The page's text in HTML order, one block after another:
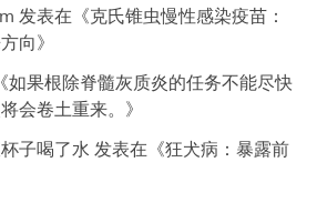
发表在《克氏锥虫慢性感染疫苗：
向》
如果根除脊髓灰质炎的任务不能尽快
会卷土重来。 》
子喝了水 发表在《狂犬病：暴露前